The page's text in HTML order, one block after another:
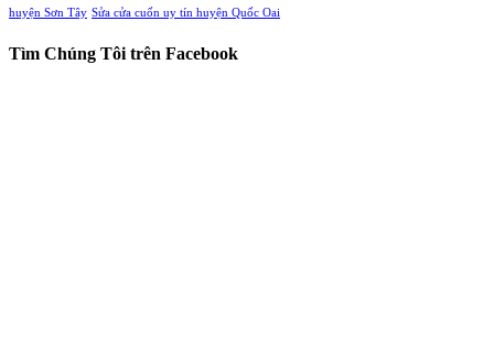
huyện Sơn Tây Sửa cửa cuốn uy tín huyện Quốc Oai
Tìm Chúng Tôi trên Facebook